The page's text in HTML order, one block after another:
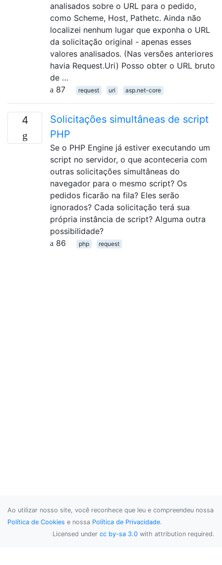
analisados sobre o URL para o pedido,
como Scheme, Host, Pathetc. Ainda não
localizei nenhum lugar que exponha o URL
da solicitação original - apenas esses
valores analisados. (Nas versões anteriores
havia Request.Uri) Posso obter o URL bruto
de …
87
request uri asp.net-core
4
Solicitações simultâneas de script
PHP
Se o PHP Engine já estiver executando um
script no servidor, o que aconteceria com
outras solicitações simultâneas do
navegador para o mesmo script? Os
pedidos ficarão na fila? Eles serão
ignorados? Cada solicitação terá sua
própria instância de script? Alguma outra
possibilidade?
86
php request
Ao utilizar nosso site, você reconhece que leu e compreendeu nossa
Política de Cookies e nossa Política de Privacidade.
Licensed under cc by-sa 3.0 with attribution required.